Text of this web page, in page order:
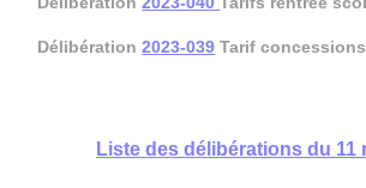
Délibération2023-039 Tarif
Liste des délibérations du 11